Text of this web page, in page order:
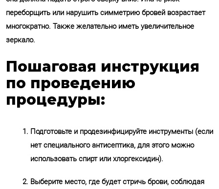
переборщить или нарушить симметрию бровей возрастает
многократно. Также желательно иметь увеличительное
зеркало.
Пошаговая инструкция
по проведению
процедуры:
Подготовьте и продезинфицируйте инструменты (если
нет специального антисептика, для этого можно
использовать спирт или хлоргексидин).
Выберите место, где будет стричь брови, соблюдая